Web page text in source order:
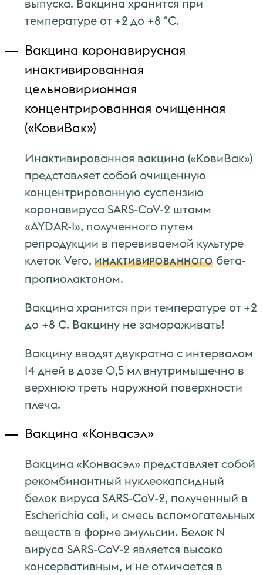
выпуска. Вакцина хранится при
температуре от +2 до +8 °C.
Вакцина коронавирусная
инактивированная
цельновирионная
концентрированная очищенная
(«КовиВак»)
Инактивированная вакцина («КовиВак»)
представляет собой очищенную
концентрированную суспензию
коронавируса SARS-CoV-2 штамм
«AYDAR-1», полученного путем
репродукции в перевиваемой культуре
клеток Vero,ИНАКТИВИРОВАННОГОбета-
пропиолактоном.
Вакцина хранится при температуре от +2
до +8 C. Вакцину не замораживать!
Вакцину вводят двукратно с интервалом
14 дней в дозе 0,5 мл внутримышечно в
верхнюю треть наружной поверхности
плеча.
Вакцина «Конвасэл»
Вакцина «Конвасэл» представляет собой
рекомбинантный нуклеокапсидный
белок вируса SARS-CoV-2, полученный в
Escherichia coli, и смесь вспомогательных
веществ в форме эмульсии. Белок N
вируса SARS-CoV-2 является высоко
консервативным, и не отличается в